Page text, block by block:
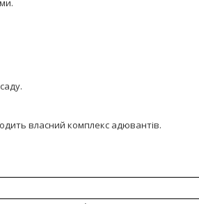
власний комплекс адювантів.